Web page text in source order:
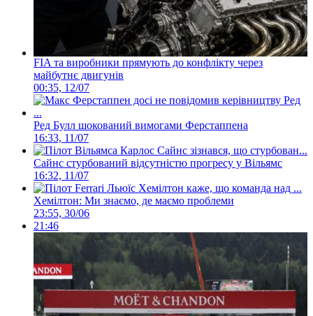
FIA та виробники прямують до конфлікту через
майбутнє двигунів
00:35, 12/07
Ред Булл шокований вимогами Ферстаппена
16:33, 11/07
Сайнс стурбований відсутністю прогресу у Вільямс
16:32, 11/07
Хемілтон: Ми знаємо, де маємо проблеми
23:55, 30/06
21:46